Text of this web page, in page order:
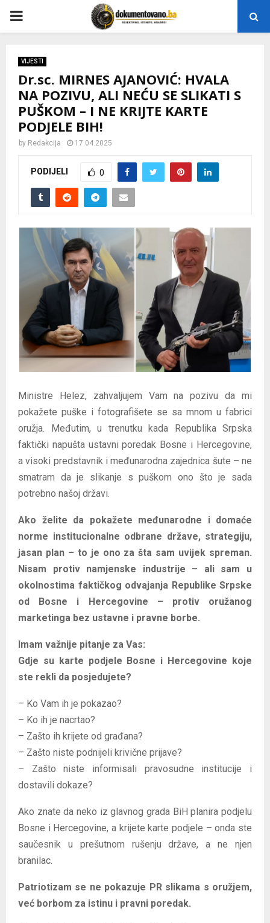
P
M
A
VIJESTI
Dr.sc. MIRNES AJANOVIĆ: HVALA
NA POZIVU, ALI NEĆU SE SLIKATI S
PUŠKOM – I NE KRIJTE KARTE
PODJELE BIH!
by Redakcija 17.04.2025
PODIJELI 0
Ministre Helez, zahvaljujem Vam na pozivu da mi
pokažete puške i fotografišete se sa mnom u fabrici
oružja. Međutim, u trenutku kada Republika Srpska
faktički napušta ustavni poredak Bosne i Hercegovine,
a visoki predstavnik i međunarodna zajednica šute – ne
smatram da je slikanje s puškom ono što je sada
potrebno našoj državi.
Ako želite da pokažete međunarodne i domaće
norme institucionalne odbrane države, strategiju,
jasan plan – to je ono za šta sam uvijek spreman.
Nisam protiv namjenske industrije – ali sam u
okolnostima faktičkog odvajanja Republike Srpske
od Bosne i Hercegovine – protiv oružanog
marketinga bez ustavne i pravne borbe.
Imam važnije pitanje za Vas:
Gdje su karte podjele Bosne i Hercegovine koje
ste rekli da posjedujete?
– Ko Vam ih je pokazao?
– Ko ih je nacrtao?
– Zašto ih krijete od građana?
– Zašto niste podnijeli krivične prijave?
– Zašto niste informisali pravosudne institucije i
dostavili dokaze?
Ako znate da neko iz glavnog grada BiH planira podjelu
Bosne i Hercegovine, a krijete karte podjele – onda ste
saučesnik u prešutnom rušenju države, a ne njen
branilac.
Patriotizam se ne pokazuje PR slikama s oružjem,
već borbom za istinu i pravni poredak.